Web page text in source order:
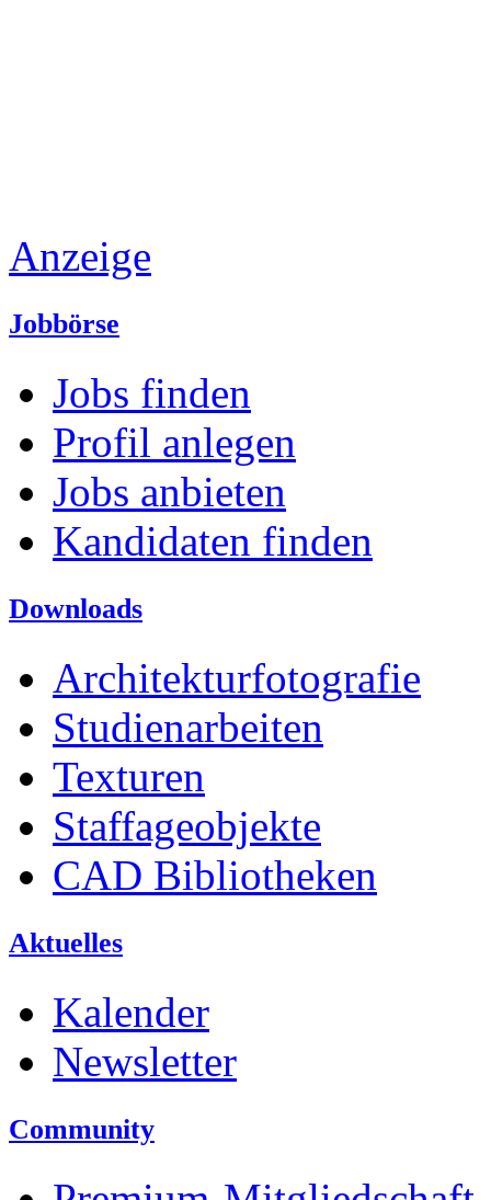
Anzeige
Jobbörse
Jobs finden
Profil anlegen
Jobs anbieten
Kandidaten finden
Downloads
Architekturfotografie
Studienarbeiten
Texturen
Staffageobjekte
CAD Bibliotheken
Aktuelles
Kalender
Newsletter
Community